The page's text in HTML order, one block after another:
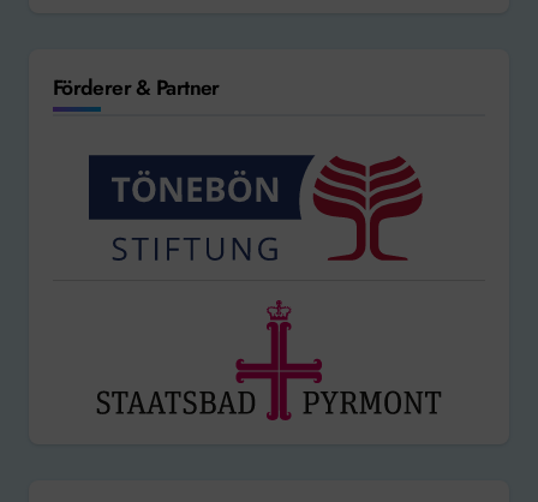
Förderer & Partner